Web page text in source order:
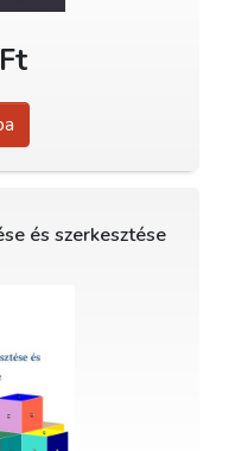
és szerkesztése